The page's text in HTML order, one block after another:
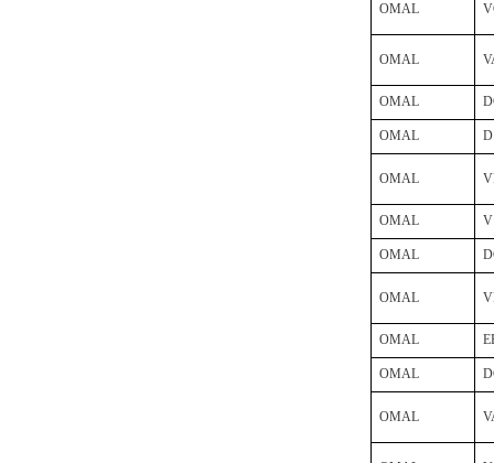
OMAL
OMAL
OMAL
OMAL
OMAL
OMAL
OMAL
OMAL
OMAL
OMAL
OMAL